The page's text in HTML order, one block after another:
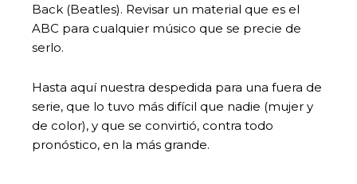
Back (Beatles). Revisar un material que es el
ABC para cualquier músico que se precie de
serlo.
Hasta aquí nuestra despedida para una fuera de
serie, que lo tuvo más difícil que nadie (mujer y
de color), y que se convirtió, contra todo
pronóstico, en la más grande.